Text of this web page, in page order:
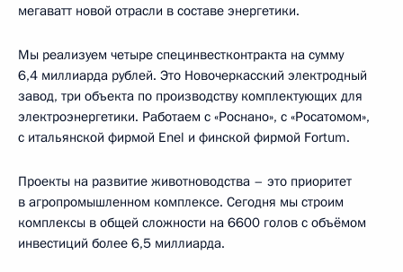
мегаватт новой отрасли в составе энергетики.
Мы реализуем четыре специнвестконтракта на сумму
6,4 миллиарда рублей. Это Новочеркасский электродный
завод, три объекта по производству комплектующих для
электроэнергетики. Работаем с «Роснано», с «Росатомом»,
с итальянской фирмой Enel и финской фирмой Fortum.
Проекты на развитие животноводства – это приоритет
в агропромышленном комплексе. Сегодня мы строим
комплексы в общей сложности на 6600 голов с объёмом
инвестиций более 6,5 миллиарда.